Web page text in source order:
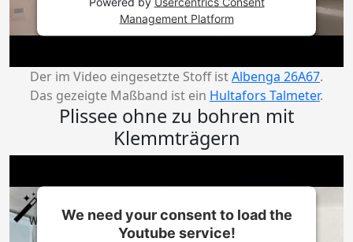
Management Platform
Der im Video eingesetzte Stoff istAlbenga 26A67.
Das gezeigte Maßband ist ein Hultafors Talmeter.
Plissee ohne zu bohren mit
Klemmträgern
We need your consent to load the
Youtube service!